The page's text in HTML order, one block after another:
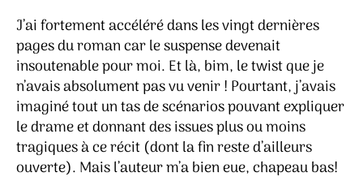
J’ai fortement accéléré dans les vingt dernières
pages du roman car le suspense devenait
insoutenable pour moi. Et là, bim, le twist que je
n’avais absolument pas vu venir ! Pourtant, j’avais
imaginé tout un tas de scénarios pouvant expliquer
le drame et donnant des issues plus ou moins
tragiques à ce récit (dont la fin reste d’ailleurs
ouverte). Mais l’auteur m’a bien eue, chapeau bas!